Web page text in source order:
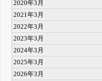
2020年3月
2021年3月
2022年3月
2023年3月
2024年3月
2025年3月
2026年3月